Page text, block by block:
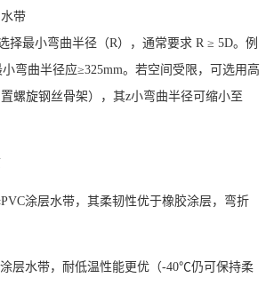
带
择最小弯曲半径（R），通常要求 R ≥ 5D。例
弯曲半径应≥325mm。若空间受限，可选用高
螺旋钢丝骨架），其z小弯曲半径可缩小至
PVC涂层水带，其柔韧性优于橡胶涂层，弯折
层水带，耐低温性能更优（-40℃仍可保持柔